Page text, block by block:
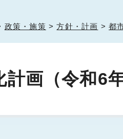
政策・施策 >方針・計画 >都
画（令和6